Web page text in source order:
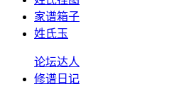
家谱箱子
姓氏玉
论坛达人
修谱日记